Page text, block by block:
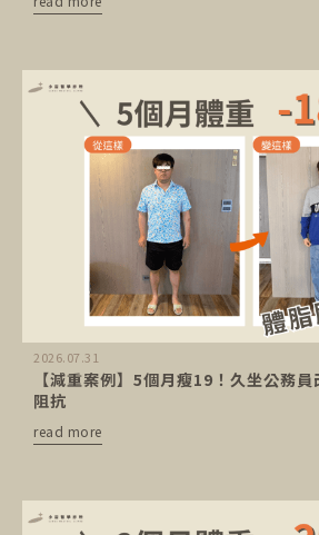
2026.07.31
【減重案例】5個月瘦19！久坐公務
阻抗
read more